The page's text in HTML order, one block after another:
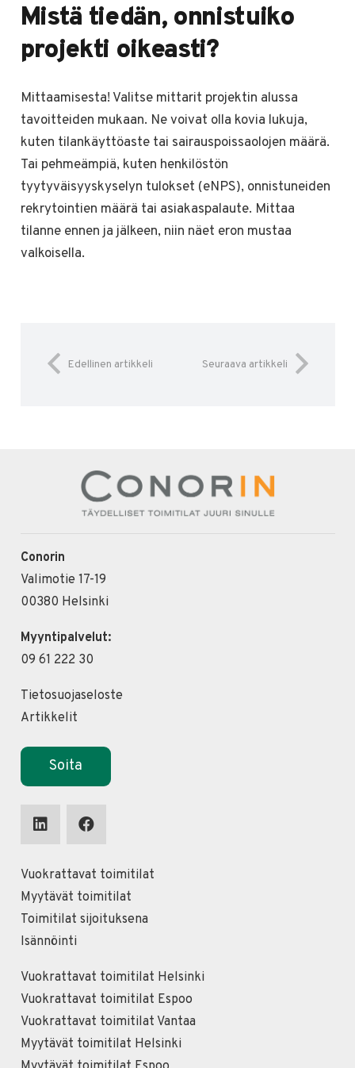
Mistä tiedän, onnistuiko
projekti oikeasti?
Mittaamisesta! Valitse mittarit projektin alussa
tavoitteiden mukaan. Ne voivat olla kovia lukuja,
kuten tilankäyttöaste tai sairauspoissaolojen määrä.
Tai pehmeämpiä, kuten henkilöstön
tyytyväisyyskyselyn tulokset (eNPS), onnistuneiden
rekrytointien määrä tai asiakaspalaute. Mittaa
tilanne ennen ja jälkeen, niin näet eron mustaa
valkoisella.
Edellinen artikkeli Seuraava artikkeli
Conorin
Valimotie 17-19
00380 Helsinki
Myyntipalvelut:
09 61 222 30
Tietosuojaseloste
Artikkelit
Soita
Vuokrattavat toimitilat
Myytävät toimitilat
Toimitilat sijoituksena
Isännöinti
Vuokrattavat toimitilat Helsinki
Vuokrattavat toimitilat Espoo
Vuokrattavat toimitilat Vantaa
Myytävät toimitilat Helsinki